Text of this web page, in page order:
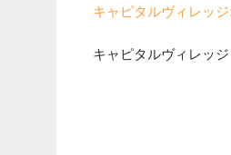
キャピタルヴィレッ
キャピタルヴィレッ